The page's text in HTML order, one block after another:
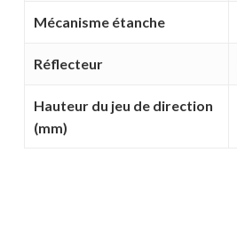
Mécanisme étanche
Réflecteur
Hauteur du jeu de direction
(mm)